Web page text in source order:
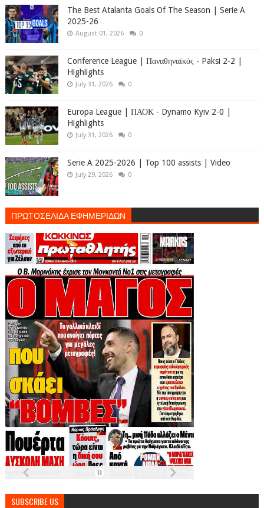
The Best Atalanta Goals Of The Season | Serie A
2025-26
August 01, 2026 0
Conference League | Παναθηναϊκός - Paksi 2-2 |
Highlights
July 31, 2026 0
Europa League | ΠΑΟΚ - Dynamo Kyiv 2-0 |
Highlights
July 31, 2026 0
Serie A 2025-2026 | Top 100 assists | Video
July 29, 2026 0
ΠΡΩΤΟΣΕΛΙΔΑ ΕΦΗΜΕΡΙΔΩΝ
SUBSCRIBE US